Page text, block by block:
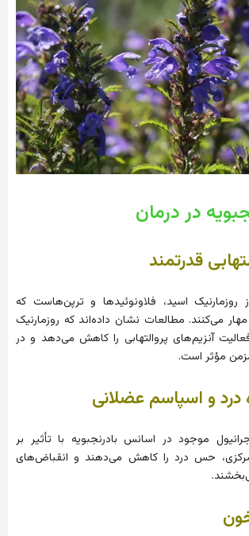
در درمان
قدرتمند
روزمارنیک اسید، فلاونوئیدها و ترپن‌هاست که
می‌کنند. مطالعات نشان داده‌اند که روزمارنیک
آنزیم‌های پروالتهابی را کاهش می‌دهد و در
مؤثر است.
و اسپاسم عضلانی
موجود در اسانس بادرنجبویه با تأثیر بر
حس درد را کاهش می‌دهند و انقباض‌های